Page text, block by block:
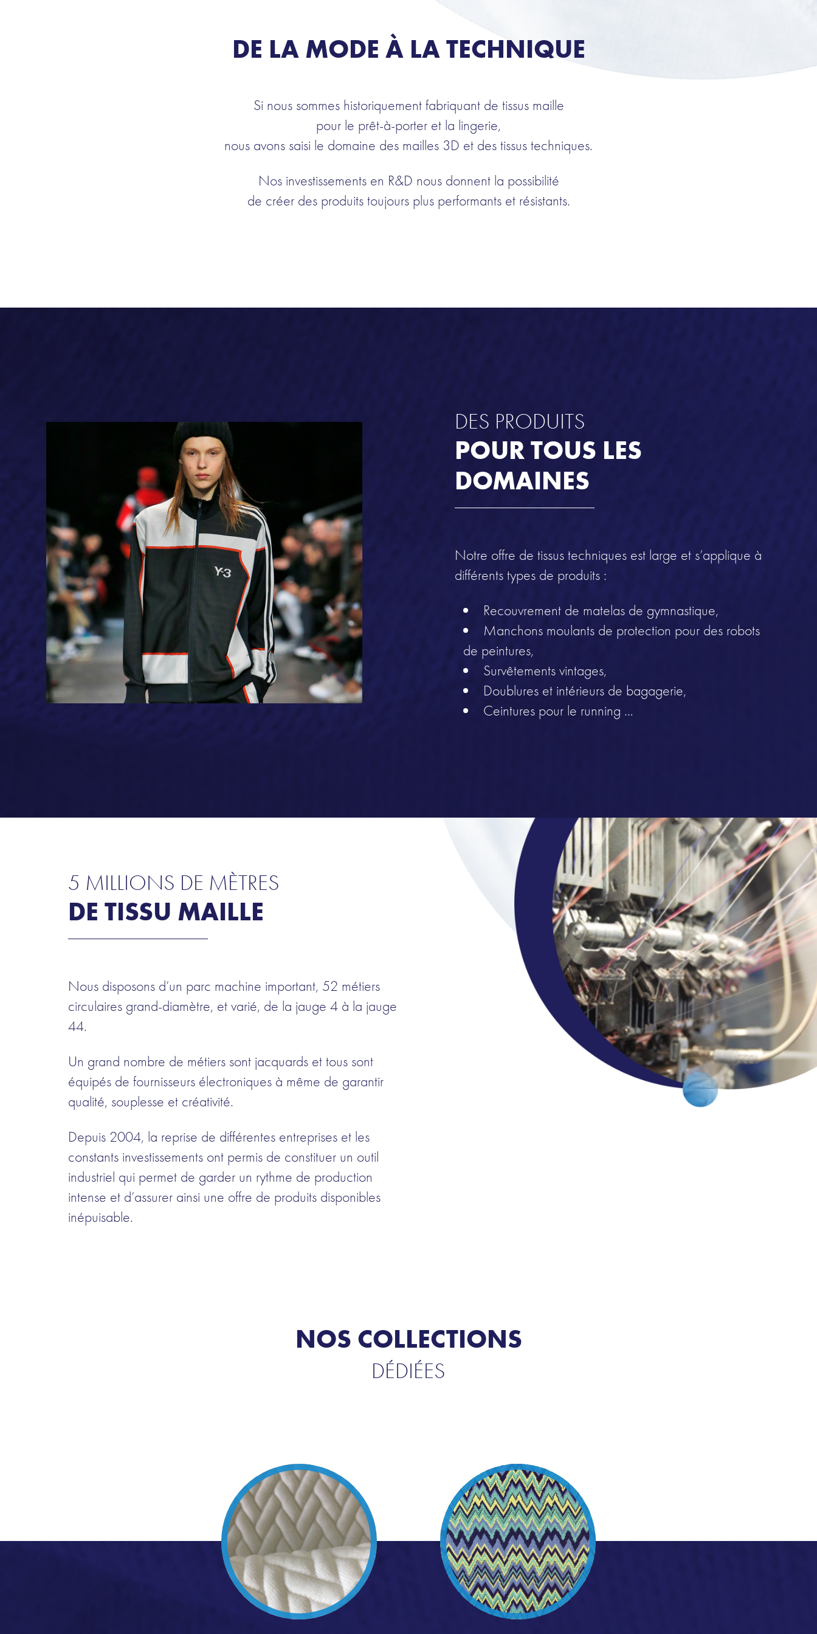
DE LA MODE À LA TECHNIQUE
Si nous sommes historiquement fabriquant de tissus maille
pour le prêt-à-porter et la lingerie,
nous avons saisi le domaine des mailles 3D et des tissus techniques.
Nos investissements en R&D nous donnent la possibilité
de créer des produits toujours plus performants et résistants.
DES PRODUITS
POUR TOUS LES
DOMAINES
Notre offre de tissus techniques est large et s’applique à
différents types de produits :
Recouvrement de matelas de gymnastique,
Manchons moulants de protection pour des robots
de peintures,
Survêtements vintages,
Doublures et intérieurs de bagagerie,
Ceintures pour le running …
5 MILLIONS DE MÈTRES
DE TISSU MAILLE
Nous disposons d’un parc machine important, 52 métiers
circulaires grand-diamètre, et varié, de la jauge 4 à la jauge
44.
Un grand nombre de métiers sont jacquards et tous sont
équipés de fournisseurs électroniques à même de garantir
qualité, souplesse et créativité.
Depuis 2004, la reprise de différentes entreprises et les
constants investissements ont permis de constituer un outil
industriel qui permet de garder un rythme de production
intense et d’assurer ainsi une offre de produits disponibles
inépuisable.
NOS COLLECTIONS
DÉDIÉES